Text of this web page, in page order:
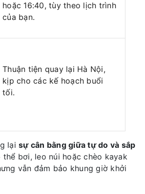
hoặc 16:40, tùy theo lịch trình
của bạn.
Thuận tiện quay lại Hà Nội,
kịp cho các kế hoạch buổi
tối.
lại sự cân bằng giữa tự do và sắp
thể bơi, leo núi hoặc chèo kayak
vẫn đảm bảo khung giờ khởi